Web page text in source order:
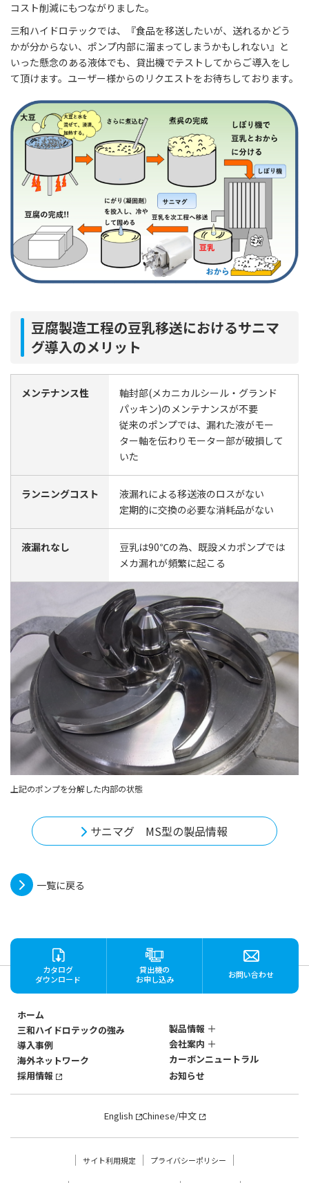
コスト削減にもつながりました。
三和ハイドロテックでは、『食品を移送したいが、送れるかどう
かが分からない、ポンプ内部に溜まってしまうかもしれない』と
いった懸念のある液体でも、貸出機でテストしてからご導入をし
て頂けます。ユーザー様からのリクエストをお待ちしております。
豆腐製造工程の豆乳移送におけるサニマ
グ導入のメリット
メンテナンス性
軸封部(メカニカルシール・グランド
パッキン)のメンテナンスが不要
従来のポンプでは、漏れた液がモー
ター軸を伝わりモーター部が破損して
いた
ランニングコスト
液漏れによる移送液のロスがない
定期的に交換の必要な消耗品がない
液漏れなし
豆乳は90℃の為、既設メカポンプでは
メカ漏れが頻繁に起こる
上記のポンプを分解した内部の状態
サニマグ MS型の製品情報
一覧に戻る
カタログ
ダウンロード
貸出機の
お申し込み
お問い合わせ
ホーム
三和ハイドロテックの強み
製品情報
ステンレス製
マグネットポンプ
SANWAのマグネットポン
3つの強み
SANWAのマグネットポン
プ
強みの深層
流量・揚程で探す
導入事例
会社案内
会社概要
社歴・沿革
海外ネットワーク
カーボンニュートラル
採用情報
お知らせ
English Chinese/中文
サイト利用規定 プライバシーポリシー